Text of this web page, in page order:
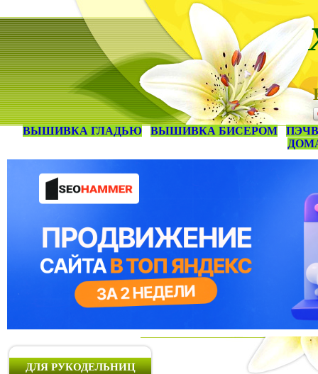
ВЫШИВКА ГЛАДЬЮ ВЫШИВКА БИСЕРОМ
ДЛЯ РУКОДЕЛЬНИЦ